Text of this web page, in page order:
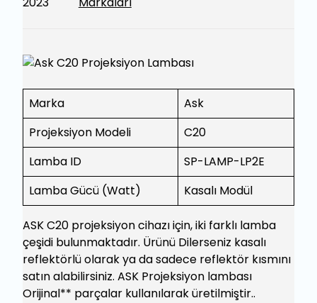
Marka
Ask
Projeksiyon Modeli
C20
Lamba ID
SP-LAMP-LP2E
Lamba Gücü (Watt)
Kasalı Modül
ASK C20 projeksiyon cihazı için, iki farklı lamba
çeşidi bulunmaktadır. Ürünü Dilerseniz kasalı
reflektörlü olarak ya da sadece reflektör kısmını
satın alabilirsiniz. ASK Projeksiyon lambası
Orijinal** parçalar kullanılarak üretilmiştir..